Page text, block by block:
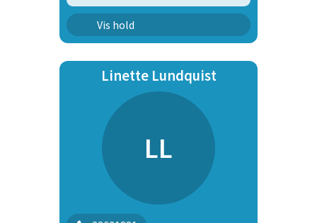
Vis hold
Rally
Linette Lundquist
LL